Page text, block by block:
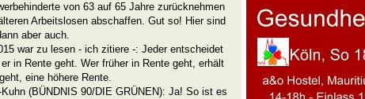
von 63 auf 65 Jahre zurücknehmen
Arbeitslosen abschaffen. Gut so! Hier sind
aber auch.
war zu lesen - ich zitiere -: Jeder entscheidet
in Rente geht. Wer früher in Rente geht, erhält
eine höhere Rente.
(BÜNDNIS 90/DIE GRÜNEN): Ja! So ist es